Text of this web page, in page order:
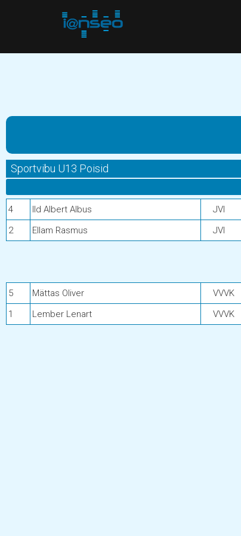
Sportvibu U13 Poisid
4 Ild Albert Albus JVI
2
Ellam Rasmus JVI
5
Mättas Oliver VVVK
1
Lember Lenart VVVK